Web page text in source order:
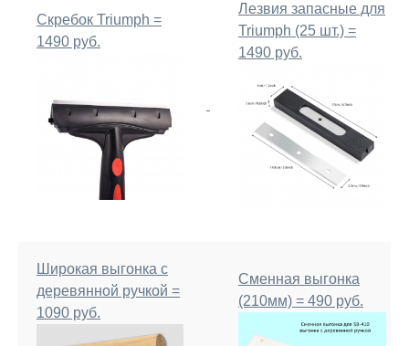
Скребок Triumph =
1490 руб.
Лезвия запасные для
Triumph (25 шт.) =
1490 руб.
Широкая выгонка с
деревянной ручкой =
1090 руб.
Сменная выгонка
(210мм) = 490 руб.